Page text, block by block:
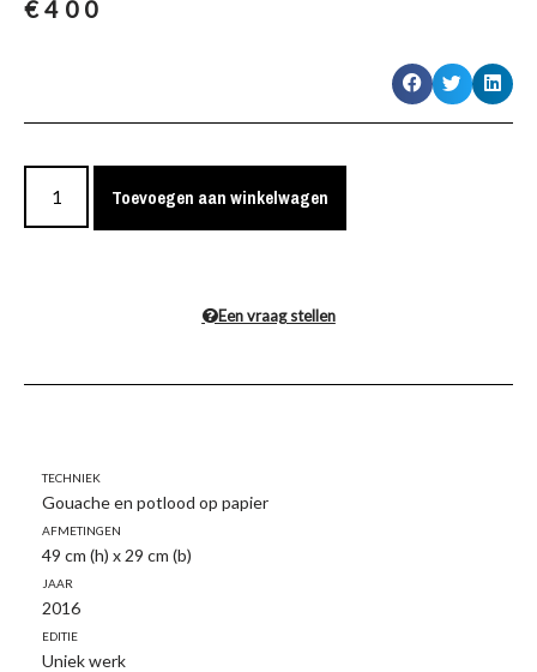
€400
Toevoegen aan winkelwagen
Een vraag stellen
Techniek
Gouache en potlood op papier
Afmetingen
49 cm (h) x 29 cm (b)
Jaar
2016
Editie
Uniek werk